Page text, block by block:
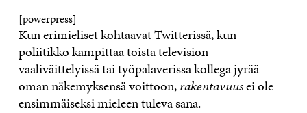
[powerpress]
Kun erimieliset kohtaavat Twitterissä, kun
poliitikko kampittaa toista television
vaaliväittelyissä tai työpalaverissa kollega jyrää
oman näkemyksensä voittoon,rakentavuusei ole
ensimmäiseksi mieleen tuleva sana.